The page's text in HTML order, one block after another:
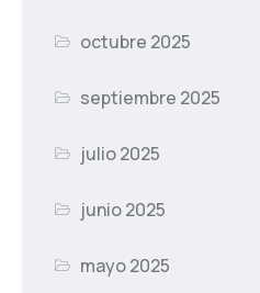
octubre 2025
septiembre 2025
julio 2025
junio 2025
mayo 2025